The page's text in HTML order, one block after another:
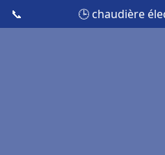
📞 🕒 chaudière